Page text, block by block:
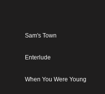
Sam's Town
Enterlude
When You Were Young